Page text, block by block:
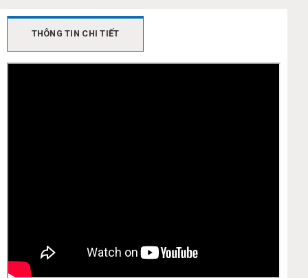
THÔNG TIN CHI TIẾT